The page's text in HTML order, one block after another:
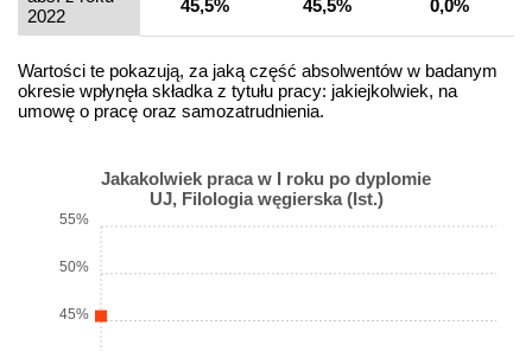
2022
45,5% 45,5% 0,0%
Wartości te pokazują, za jaką część absolwentów w badanym
okresie wpłynęła składka z tytułu pracy: jakiejkolwiek, na
umowę o pracę oraz samozatrudnienia.
Jakakolwiek praca w I roku po dyplomie
UJ, Filologia węgierska (Ist.)
45%
50%
55%